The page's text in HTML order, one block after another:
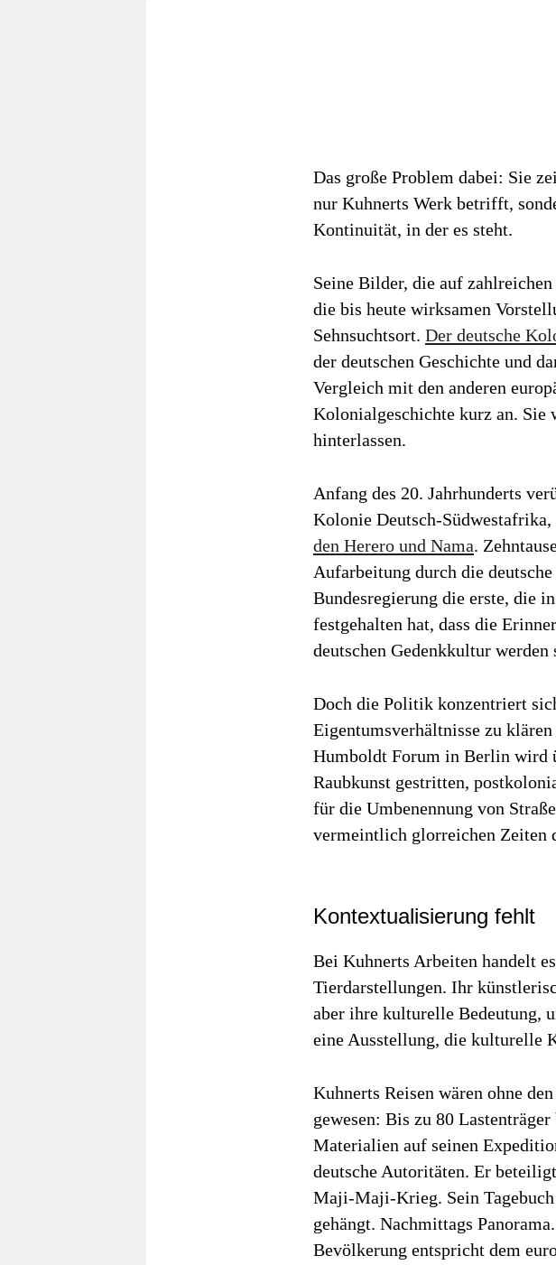
Das große Problem dabei: Sie
nur Kuhnerts Werk betrifft,
Kontinuität, in der es steht.
Seine Bilder, die auf
die bis heute wirksamen
Sehnsuchtsort. Der deutsche
der deutschen Geschichte und
Vergleich mit den anderen
Kolonialgeschichte kurz an. Sie
hinterlassen.
Anfang des 20. Jahrhunderts
Kolonie Deutsch-
den Herero und Nama.
Aufarbeitung durch die
Bundesregierung die erste, die
festgehalten hat, dass die
deutschen Gedenkkultur werden
Doch die Politik konzentriert
Eigentumsverhältnisse zu
Humboldt Forum in Berlin wird
Raubkunst gestritten,
für die Umbenennung von
vermeintlich glorreichen Zeiten
Kontextualisierung fehlt
Bei Kuhnerts Arbeiten handelt
Tierdarstellungen. Ihr
aber ihre kulturelle Bedeutung,
eine Ausstellung, die kulturelle
Kuhnerts Reisen wären ohne
gewesen: Bis zu 80
Materialien auf seinen
deutsche Autoritäten. Er
Maji-Maji-Krieg. Sein
gehängt. Nachmittags
Bevölkerung entspricht dem